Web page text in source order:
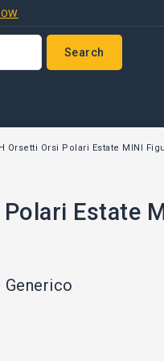
Search
Orsetti Orsi Polari Estate MINI
Polari Estate
Generico